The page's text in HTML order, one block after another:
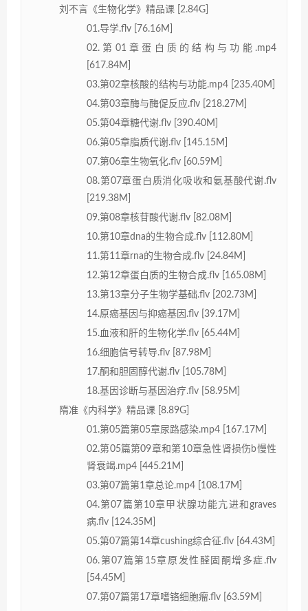
刘不言《生物化学》精品课 [2.84G]
01.导学.flv [76.16M]
02.第01章蛋白质的结构与功能.mp4
[617.84M]
03.第02章核酸的结构与功能.mp4 [235.40M]
04.第03章酶与酶促反应.flv [218.27M]
05.第04章糖代谢.flv [390.40M]
06.第05章脂质代谢.flv [145.15M]
07.第06章生物氧化.flv [60.59M]
08.第07章蛋白质消化吸收和氨基酸代谢.flv
[219.38M]
09.第08章核苷酸代谢.flv [82.08M]
10.第10章dna的生物合成.flv [112.80M]
11.第11章rna的生物合成.flv [24.84M]
12.第12章蛋白质的生物合成.flv [165.08M]
13.第13章分子生物学基础.flv [202.73M]
14.原癌基因与抑癌基因.flv [39.17M]
15.血液和肝的生物化学.flv [65.44M]
16.细胞信号转导.flv [87.98M]
17.酮和胆固醇代谢.flv [105.78M]
18.基因诊断与基因治疗.flv [58.95M]
隋准《内科学》精品课 [8.89G]
01.第05篇第05章尿路感染.mp4 [167.17M]
02.第05篇第09章和第10章急性肾损伤b慢性
肾衰竭.mp4 [445.21M]
03.第07篇第1章总论.mp4 [108.17M]
04.第07篇第10章甲状腺功能亢进和graves
病.flv [124.35M]
05.第07篇第14章cushing综合征.flv [64.43M]
06.第07篇第15章原发性醛固酮增多症.flv
[54.45M]
07.第07篇第17章嗜铬细胞瘤.flv [63.59M]